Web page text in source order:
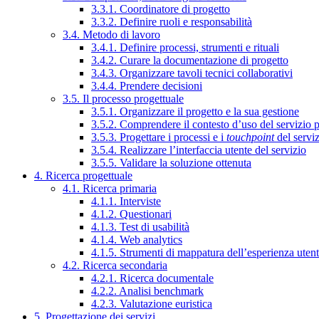
3.3.1. Coordinatore di progetto
3.3.2. Definire ruoli e responsabilità
3.4. Metodo di lavoro
3.4.1. Definire processi, strumenti e rituali
3.4.2. Curare la documentazione di progetto
3.4.3. Organizzare tavoli tecnici collaborativi
3.4.4. Prendere decisioni
3.5. Il processo progettuale
3.5.1. Organizzare il progetto e la sua gestione
3.5.2. Comprendere il contesto d’uso del servizio
3.5.3. Progettare i processi e i touchpointdel
3.5.4. Realizzare l’interfaccia utente del servizio
3.5.5. Validare la soluzione ottenuta
4. Ricerca progettuale
4.1. Ricerca primaria
4.1.1. Interviste
4.1.2. Questionari
4.1.3. Test di usabilità
4.1.4. Web analytics
4.1.5. Strumenti di mappatura dell’esperienza
4.2. Ricerca secondaria
4.2.1. Ricerca documentale
4.2.2. Analisi benchmark
4.2.3. Valutazione euristica
5. Progettazione dei servizi